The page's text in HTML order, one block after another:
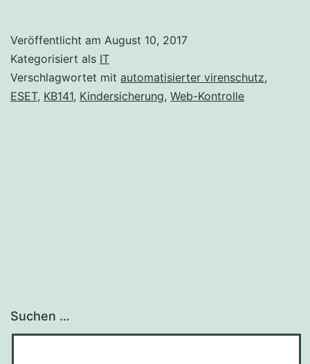
Fehlkategorisierung
einer
Website
Veröffentlicht am August 10, 2017
Kategorisiert als IT
Verschlagwortet mit automatisierter virenschutz,
ESET, KB141, Kindersicherung, Web-Kontrolle
Suchen …